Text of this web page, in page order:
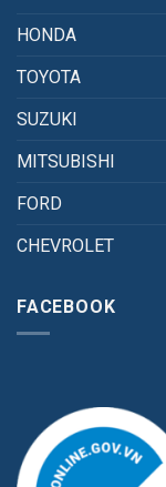
HONDA
TOYOTA
SUZUKI
MITSUBISHI
FORD
CHEVROLET
FACEBOOK